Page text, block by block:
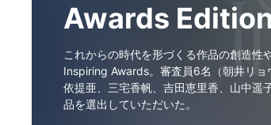
Awards
これからの時代を形づくる作品の創造性
Inspiring Awards。審査員6名（朝井リョ
依提亜、三宅香帆、吉田恵里香、山中遥
品を選出していただいた。